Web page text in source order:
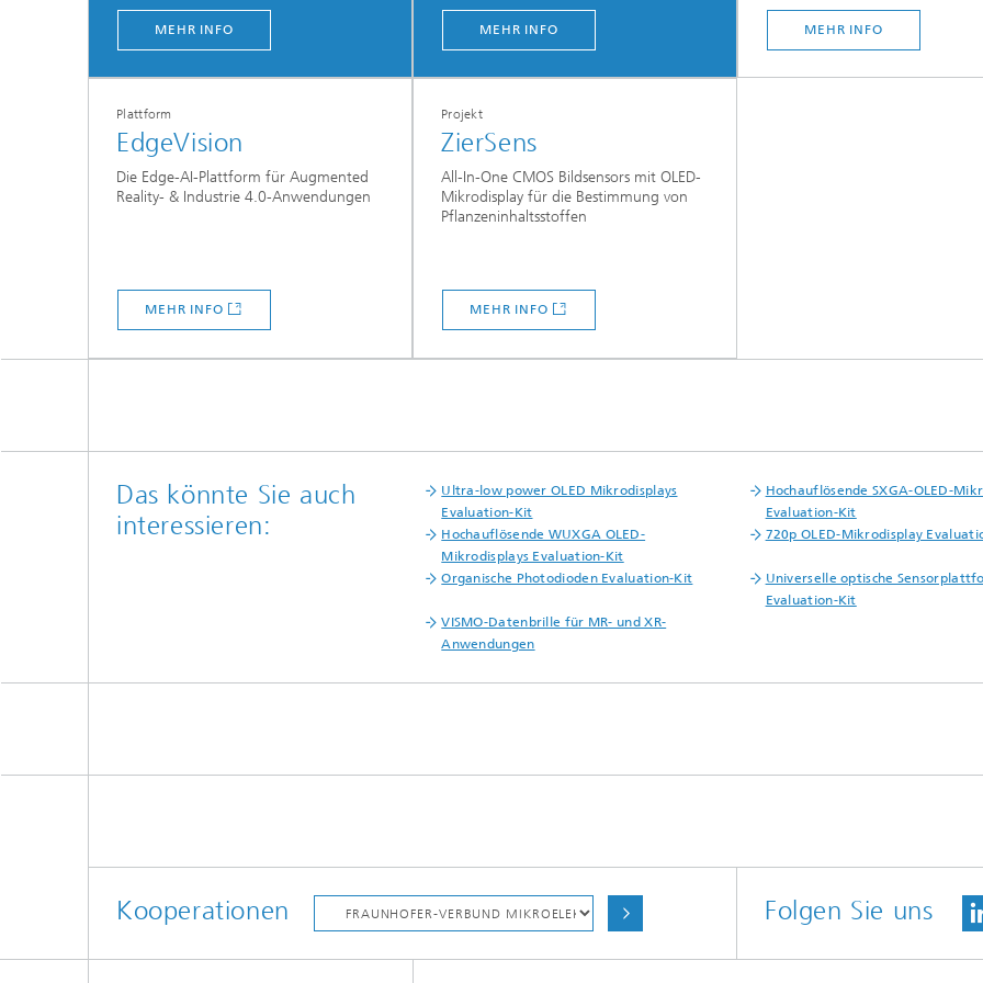
MEHR INFO MEHR INFO MEHR INFO
Plattform
EdgeVision
Die Edge-AI-Plattform für Augmented
Reality- & Industrie 4.0-Anwendungen
MEHR INFO
Projekt
ZierSens
All-In-One CMOS Bildsensors mit OLED-
Mikrodisplay für die Bestimmung von
Pflanzeninhaltsstoffen
MEHR INFO
Das könnte Sie auch
interessieren:
Ultra-low power OLED Mikrodisplays
Evaluation-Kit
Hochauflösende SXGA-OLED-
Evaluation-Kit
Hochauflösende WUXGA OLED-
Mikrodisplays Evaluation-Kit
720p OLED-Mikrodisplay
Organische Photodioden Evaluation-Kit
Universelle optische
Evaluation-Kit
VISMO-Datenbrille für MR- und XR-
Anwendungen
Kooperationen Folgen Sie uns